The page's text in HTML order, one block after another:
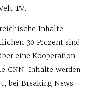
TV.
Inhalte
30 Prozent sind
eine Kooperation
CNN-Inhalte werden
bei Breaking News